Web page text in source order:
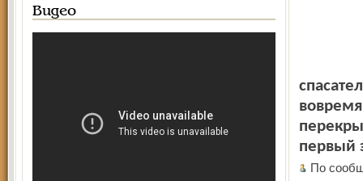
Видео
первый
По